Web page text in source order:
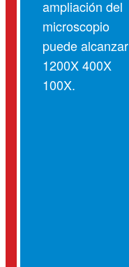
ampliación del
microscopio
puede alcanzar
1200X 400X
100X.